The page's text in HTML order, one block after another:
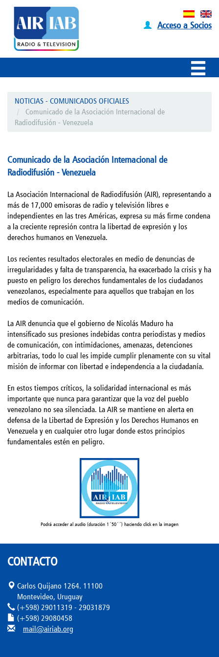
Acceso a Socios
NOTICIAS - COMUNICADOS OFICIALES
Comunicado de la Asociación Internacional de
Radiodifusión - Venezuela
Comunicado de la Asociación Internacional de
Radiodifusión - Venezuela
La Asociación Internacional de Radiodifusión (AIR), representando a
más de 17,000 emisoras de radio y televisión libres e
independientes en las tres Américas, expresa su más firme condena
a la creciente represión contra la libertad de expresión y los
derechos humanos en Venezuela.
Los recientes resultados electorales en medio de denuncias de
irregularidades y falta de transparencia, ha exacerbado la crisis y ha
puesto en peligro los derechos fundamentales de los ciudadanos
venezolanos, especialmente para aquellos que trabajan en los
medios de comunicación.
La AIR denuncia que el gobierno de Nicolás Maduro ha
intensificado sus presiones indebidas contra periodistas y medios
de comunicación, con intimidaciones, amenazas, detenciones
arbitrarias, todo lo cual les impide cumplir plenamente con su vital
misión de informar con libertad e independencia a la ciudadanía.
En estos tiempos críticos, la solidaridad internacional es más
importante que nunca para garantizar que la voz del pueblo
venezolano no sea silenciada. La AIR se mantiene en alerta en
defensa de la Libertad de Expresión y los Derechos Humanos en
Venezuela y en cualquier otro lugar donde estos principios
fundamentales estén en peligro.
Podrá acceder al audio (duración 1´50´´) haciendo click en la imagen
CONTACTO
Carlos Quijano 1264. 11100
Montevideo, Uruguay
(+598) 29011319 - 29031879
(+598) 29080458
mail@airiab.org